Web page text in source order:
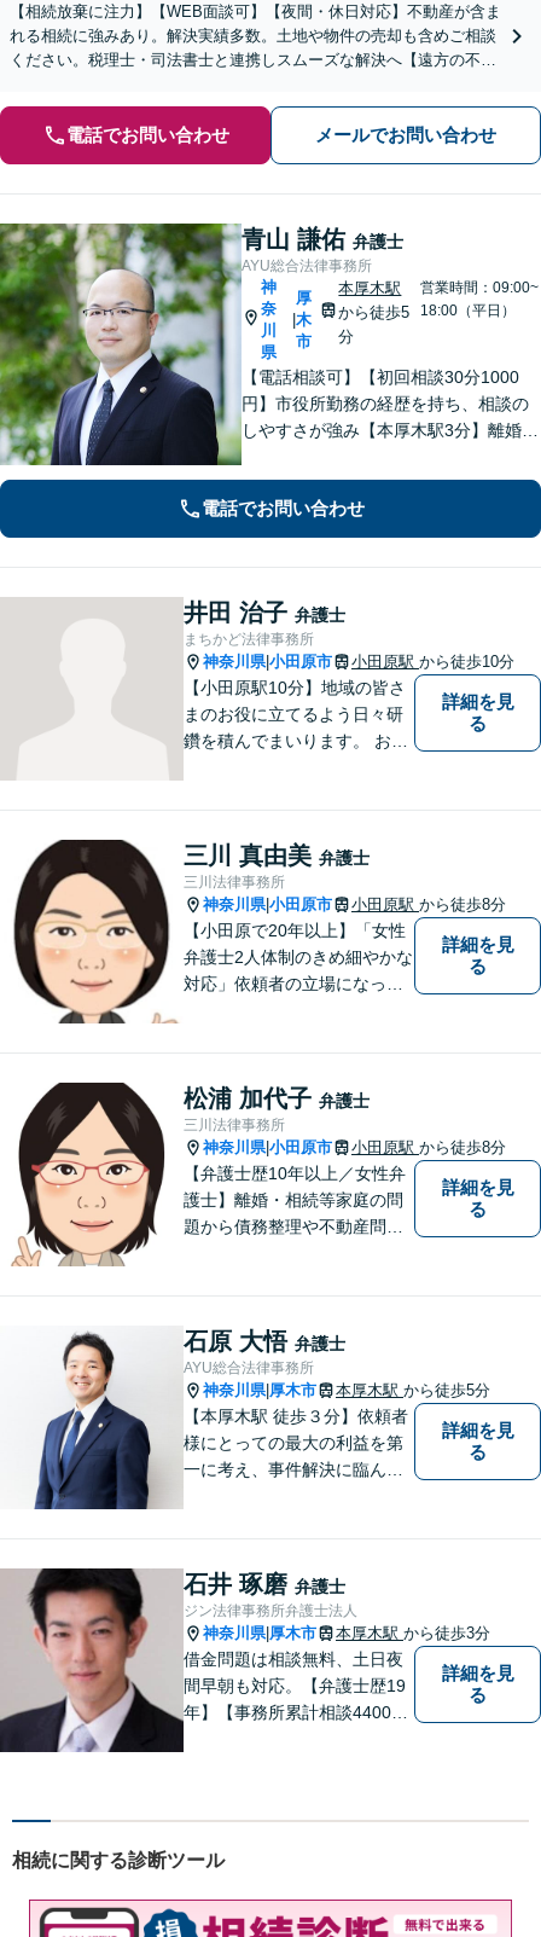
【相続放棄に注力】【WEB面談可】【夜間・休日対応】不動産が含ま
れる相続に強みあり。解決実績多数。土地や物件の売却も含めご相談
ください。税理士・司法書士と連携しスムーズな解決へ【遠方の不動
電話でお問い合わせ メールでお問い合わせ
青山 謙佑 弁護士
AYU総合法律事務所
神
奈
川
県
厚
木
市
本厚木駅
から徒歩5
分
営業時間：09:00~
18:00（平日）
【電話相談可】【初回相談30分1000
円】市役所勤務の経歴を持ち、相談の
しやすさが強み【本厚木駅3分】離婚・
権回収など幅広く対応。面談の際に
は、傾聴と共感を大切にしています。
一人で抱え込まずにご連絡ください。
電話でお問い合わせ
井田 治子 弁護士
まちかど法律事務所
神奈川県|小田原市 小田原駅 から徒歩10分
【小田原駅10分】地域の皆さ
まのお役に立てるよう日々研
鑽を積んでまいります。 お気
詳細を見
る
三川 真由美 弁護士
三川法律事務所
神奈川県|小田原市 小田原駅 から徒歩8分
【小田原で20年以上】「女性
弁護士2人体制のきめ細やかな
対応」依頼者の立場になって
す。【離婚／子連れ相談可】
複雑・高額な財産分与も安心
【民事信託士】資格を生かし
た相続対策
詳細を見
る
松浦 加代子 弁護士
三川法律事務所
神奈川県|小田原市 小田原駅 から徒歩8分
【弁護士歴10年以上／女性弁
護士】離婚・相続等家庭の問
題から債務整理や不動産問題
た解決方法を提案できるよう
努めます。【小田原駅8分／子
連れ相談可】お気軽にご相談
ください。
詳細を見
る
石原 大悟 弁護士
AYU総合法律事務所
神奈川県| 厚木市 本厚木駅 から徒歩5分
【本厚木駅 徒歩３分】依頼者
様にとっての最大の利益を第
一に考え、事件解決に臨んで
所を目指しております。
詳細を見
る
石井 琢磨 弁護士
ジン法律事務所弁護士法人
神奈川県| 厚木市 本厚木駅 から徒歩3分
借金問題は相談無料、土日夜
間早朝も対応。【弁護士歴19
年】【事務所累計相談4400件
男女問題
詳細を見
る
相続に関する診断ツール